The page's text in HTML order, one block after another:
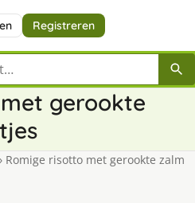
Registreren
gerookte
› Romige risotto met gerookte zalm